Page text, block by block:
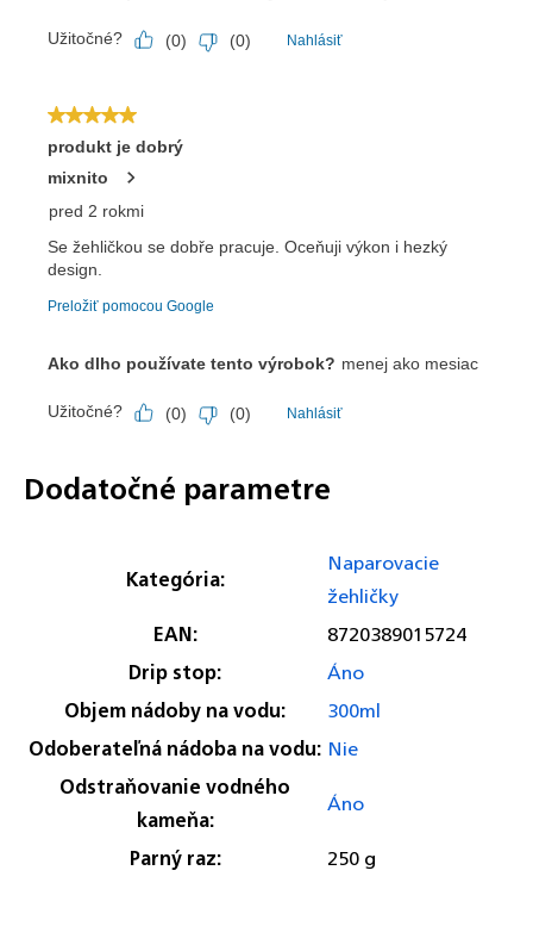
Dodatočné parametre
Kategória:
Naparovacie
žehličky
EAN:
8720389015724
Drip stop:
Áno
Objem nádoby na vodu:
300ml
Odoberateľná nádoba na vodu: Nie
Odstraňovanie vodného
kameňa:
Áno
Parný raz: 250 g